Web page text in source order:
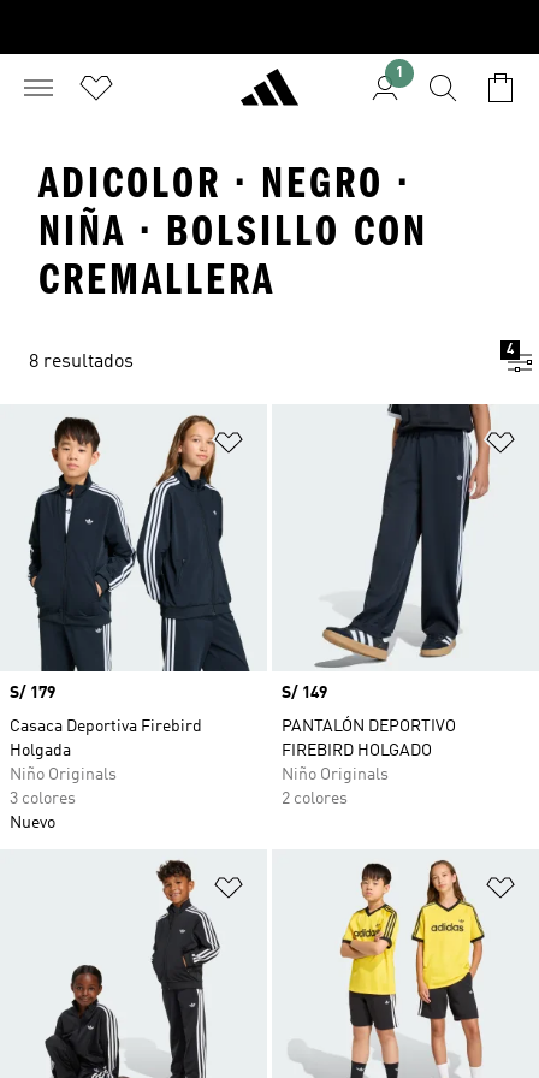
1
ADICOLOR · NEGRO ·
NIÑA · BOLSILLO CON
CREMALLERA
8 resultados
4
Añadir a la lista de deseos
Precio
S/ 179
Casaca Deportiva Firebird
Holgada
Niño Originals
3 colores
Nuevo
Precio
S/ 149
PANTALÓN DEPORTIVO
FIREBIRD HOLGADO
Niño Originals
2 colores
Añadir a la lista de deseos